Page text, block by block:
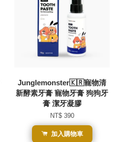
Junglemonster🇰🇷寵物清
新酵素牙膏 寵物牙膏 狗狗牙
膏 潔牙凝膠
NT$ 390
加入購物車